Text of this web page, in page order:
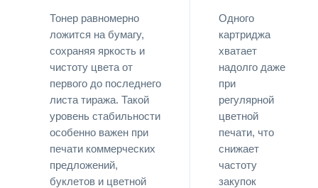
Тонер равномерно
ложится на бумагу,
сохраняя яркость и
чистоту цвета от
первого до последнего
листа тиража. Такой
уровень стабильности
особенно важен при
печати коммерческих
предложений,
буклетов и цветной
Одного
картриджа
хватает
надолго даже
при
регулярной
цветной
печати, что
снижает
частоту
закупок